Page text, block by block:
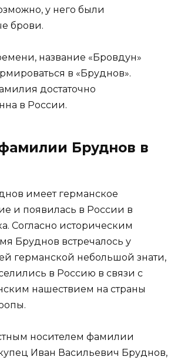
у него были
брови.
название «Бровдун»
в «Бруднов».
достаточно
в России.
Бруднов в
имеет германское
и появилась в России в
Согласно историческим
Бруднов встречалось у
германской небольшой знати,
в Россию в связи с
нашествием на страны
носителем фамилии
Иван Васильевич Бруднов,